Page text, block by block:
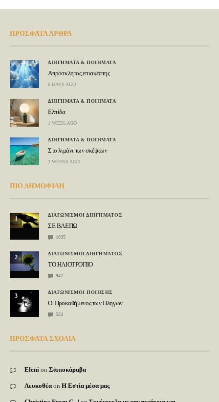
ΠΡΟΣΦΑΤΑ ΑΡΘΡΑ
ΔΙΗΓΗΜΑΤΑ & ΠΟΙΗΜΑΤΑ
Απρόσκλητος επισκέπτης
6 DAYS AGO
ΔΙΗΓΗΜΑΤΑ & ΠΟΙΗΜΑΤΑ
Ελπίδα
1 WEEK AGO
ΔΙΗΓΗΜΑΤΑ & ΠΟΙΗΜΑΤΑ
Στο λιμάνι των σκέψεων
2 WEEKS AGO
ΠΙΟ ΔΗΜΟΦΙΛΗ
1
ΔΙΑΓΩΝΙΣΜΟΙ ΔΙΗΓΗΜΑΤΟΣ
ΣΕ ΒΛΕΠΩ
1035
2
ΔΙΑΓΩΝΙΣΜΟΙ ΔΙΗΓΗΜΑΤΟΣ
ΤΟ ΗΛΙΟΤΡΟΠΙΟ
947
3
ΔΙΑΓΩΝΙΣΜΟΙ ΠΟΙΗΣΗΣ
Ο Προκαθήμενος των Πληγών
552
ΠΡΟΣΦΑΤΑ ΣΧΟΛΙΑ
Eleni on Σαπιοκάραβα
Λευκοθέα on Η Εστία μέσα μας